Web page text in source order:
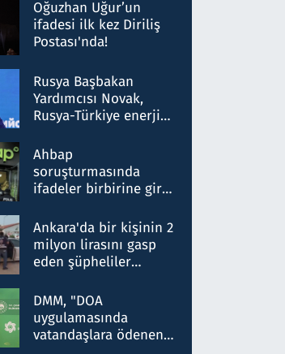
Oğuzhan Uğur’un
ifadesi ilk kez Diriliş
Postası'nda!
Rusya Başbakan
Yardımcısı Novak,
Rusya-Türkiye enerji
nitelikte olduğunu
belirtti
Ahbap
soruşturmasında
ifadeler birbirine girdi:
ifadelerinden ortaya
çıkan tablo şok etti
Ankara'da bir kişinin 2
milyon lirasını gasp
eden şüpheliler
DMM, "DOA
uygulamasında
vatandaşlara ödenen